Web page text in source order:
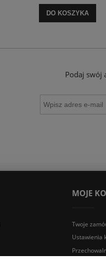
Podaj swój
MOJE
Twoje
Ustawienia